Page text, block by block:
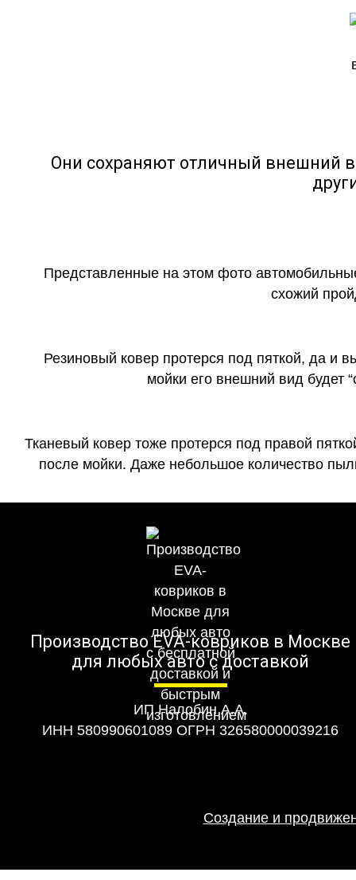
Они сохраняют отличный внешний
Представленные на этом фото
схожий
Резиновый ковер протерся под пяткой, да и
мойки его внешний вид будет
Тканевый ковер тоже протерся под правой
после мойки. Даже небольшое количество
Производство EVA-ковриков в Москве
для любых авто с доставкой
ИП Налобин А.А.
ИНН 580990601089 ОГРН 326580000039216
Создание и